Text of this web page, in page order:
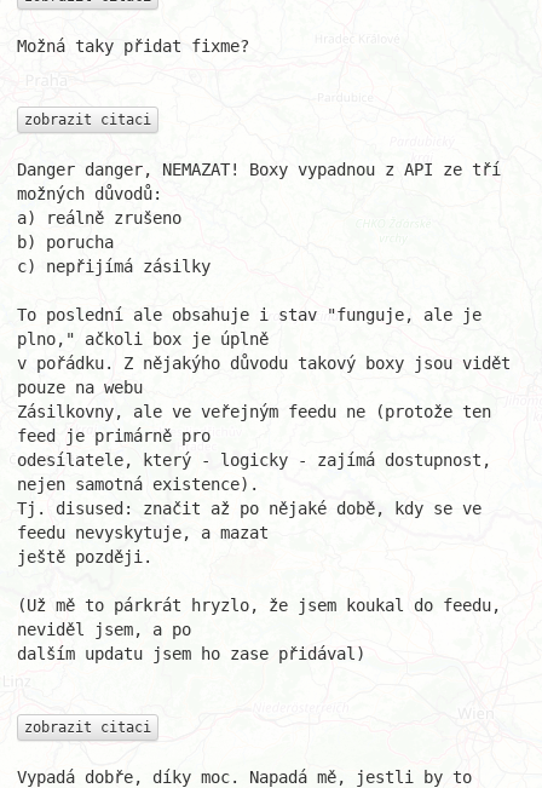
Možná taky přidat fixme?
zobrazit citaci
Danger danger, NEMAZAT! Boxy vypadnou z API ze tří
možných důvodů:
a) reálně zrušeno
b) porucha
c) nepřijímá zásilky
To poslední ale obsahuje i stav "funguje, ale je
plno," ačkoli box je úplně
v pořádku. Z nějakýho důvodu takový boxy jsou vidět
pouze na webu
Zásilkovny, ale ve veřejným feedu ne (protože ten
feed je primárně pro
odesílatele, který - logicky - zajímá dostupnost,
nejen samotná existence).
Tj. disused: značit až po nějaké době, kdy se ve
feedu nevyskytuje, a mazat
ještě později.
(Už mě to párkrát hryzlo, že jsem koukal do feedu,
neviděl jsem, a po
dalším updatu jsem ho zase přidával)
zobrazit citaci
Vypadá dobře, díky moc. Napadá mě, jestli by to